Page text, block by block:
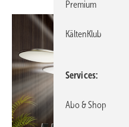
Premium
KältenKlub
Services
Abo & Shop